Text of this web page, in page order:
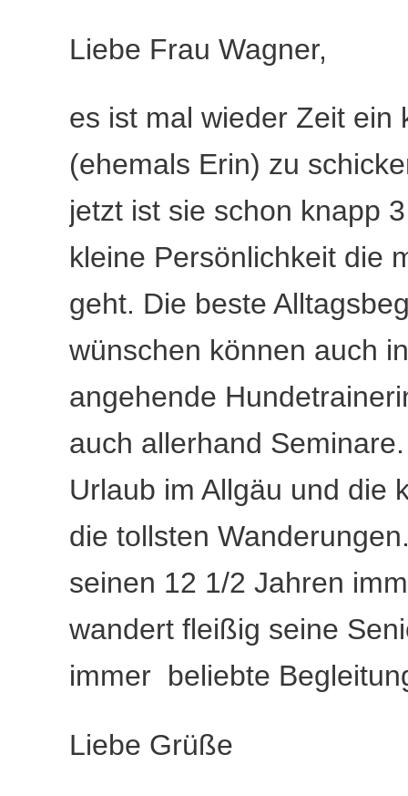
Liebe Frau Wagner,
es ist mal wieder Zeit ein
(ehemals Erin) zu
jetzt ist sie schon knapp
kleine Persönlichkeit die
geht. Die beste
wünschen können auch
angehende
auch allerhand
Urlaub im Allgäu und die
die tollsten
seinen 12 1/2 Jahren
wandert fleißig seine
immer beliebte
Liebe Grüße